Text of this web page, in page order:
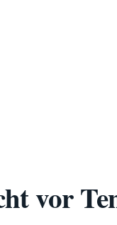
vor